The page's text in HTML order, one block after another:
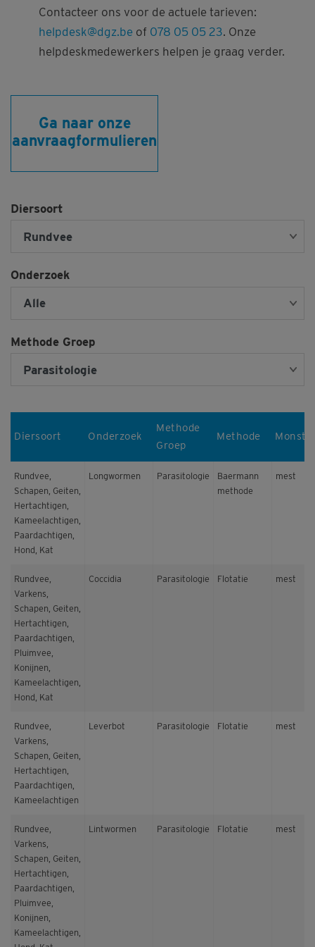
Contacteer ons voor de actuele tarieven:
helpdesk@dgz.be of 078 05 05 23. Onze
helpdeskmedewerkers helpen je graag verder.
Ga naar onze
aanvraagformulieren
Diersoort
Onderzoek
Methode Groep
Diersoort Onderzoek
Methode
Groep
Methode
Rundvee,
Schapen, Geiten,
Hertachtigen,
Kameelachtigen,
Paardachtigen,
Hond, Kat
Longwormen Parasitologie
Baermann
methode
mest
Rundvee,
Varkens,
Schapen, Geiten,
Hertachtigen,
Paardachtigen,
Pluimvee,
Konijnen,
Kameelachtigen,
Hond, Kat
Coccidia Parasitologie Flotatie mest
Rundvee,
Varkens,
Schapen, Geiten,
Hertachtigen,
Paardachtigen,
Kameelachtigen
Leverbot Parasitologie Flotatie mest
Rundvee,
Varkens,
Schapen, Geiten,
Hertachtigen,
Paardachtigen,
Pluimvee,
Konijnen,
Kameelachtigen,
Lintwormen Parasitologie Flotatie mest